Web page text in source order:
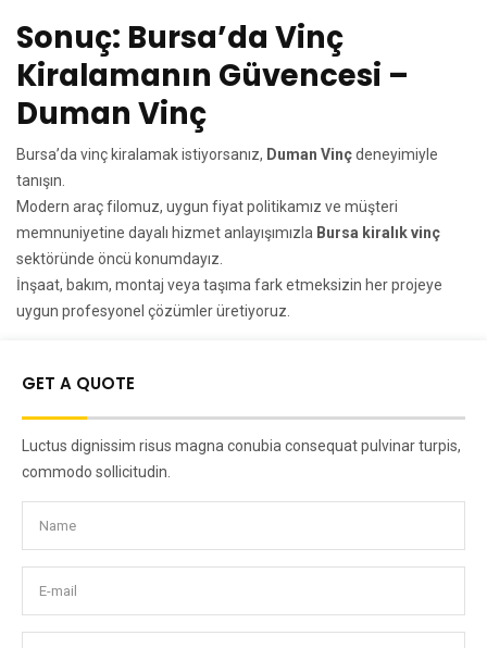
Sonuç: Bursa’da Vinç
Kiralamanın Güvencesi –
Duman Vinç
Bursa’da vinç kiralamak istiyorsanız, Duman Vinçdeneyimiyle
tanışın.
Modern araç filomuz, uygun fiyat politikamız ve müşteri
memnuniyetine dayalı hizmet anlayışımızla Bursa kiralık vinç
sektöründe öncü konumdayız.
İnşaat, bakım, montaj veya taşıma fark etmeksizin her projeye
uygun profesyonel çözümler üretiyoruz.
GET A QUOTE
Luctus dignissim risus magna conubia consequat pulvinar turpis,
commodo sollicitudin.